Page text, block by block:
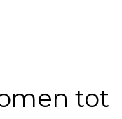
tot